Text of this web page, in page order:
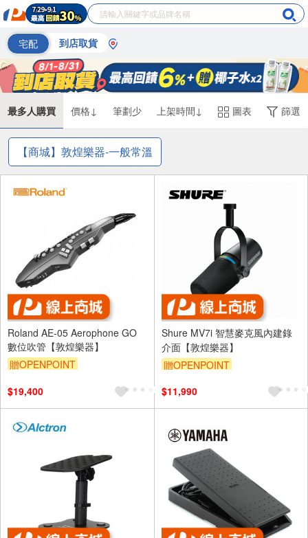
宅配 到店取貨
最多人購買 價格↓ 筆劃少 上架時間↓ 圖表 篩選
【商城】敦煌樂器-一般常溫
Roland AE-05 Aerophone GO
數位吹管【敦煌樂器】
贈OPENPOINT
$19,400
Shure MV7i 智慧麥克風內建錄
介面【敦煌樂器】
贈OPENPOINT
$11,990